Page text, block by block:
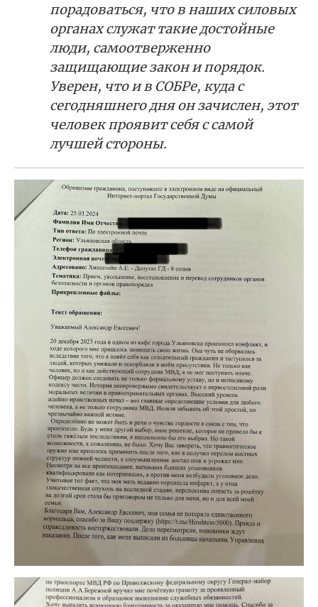
порадоваться, что в наших силовых
органах служат такие достойные
люди, самоотверженно
защищающие закон и порядок.
Уверен, что и в СОБРе, куда с
сегодняшнего дня он зачислен, этот
человек проявит себя с самой
лучшей стороны.